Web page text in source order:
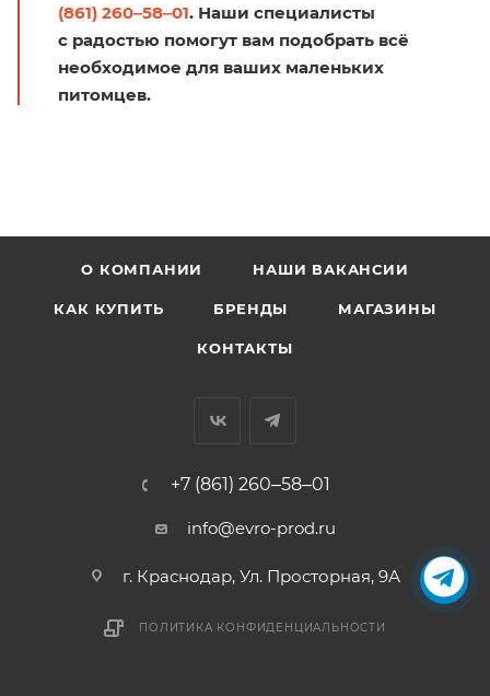
(861) 260‒58‒01. Наши специалисты
с радостью помогут вам подобрать всё
необходимое для ваших маленьких
питомцев.
О КОМПАНИИ НАШИ ВАКАНСИИ
КАК КУПИТЬ БРЕНДЫ МАГАЗИНЫ
КОНТАКТЫ
+7 (861) 260‒58‒01
info@evro-prod.ru
г. Краснодар, ​Ул. Просторная, 9А
ПОЛИТИКА КОНФИДЕНЦИАЛЬНОСТИ